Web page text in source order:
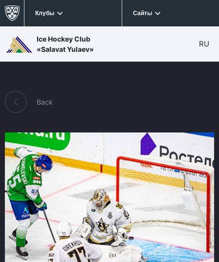
Клубы Сайты
Ice Hockey Club
«Salavat Yulaev»
RU
Back